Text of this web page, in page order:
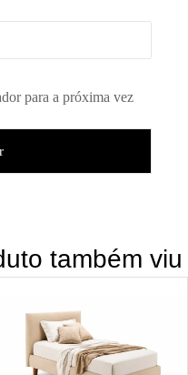
para a próxima vez
também viu